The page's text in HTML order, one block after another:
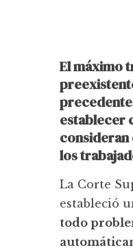
El máximo
establecer
consideran
los
La Corte
estableció
todo